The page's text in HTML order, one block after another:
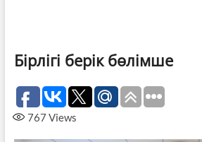
Бірлігі берік бөлімше
767 Views